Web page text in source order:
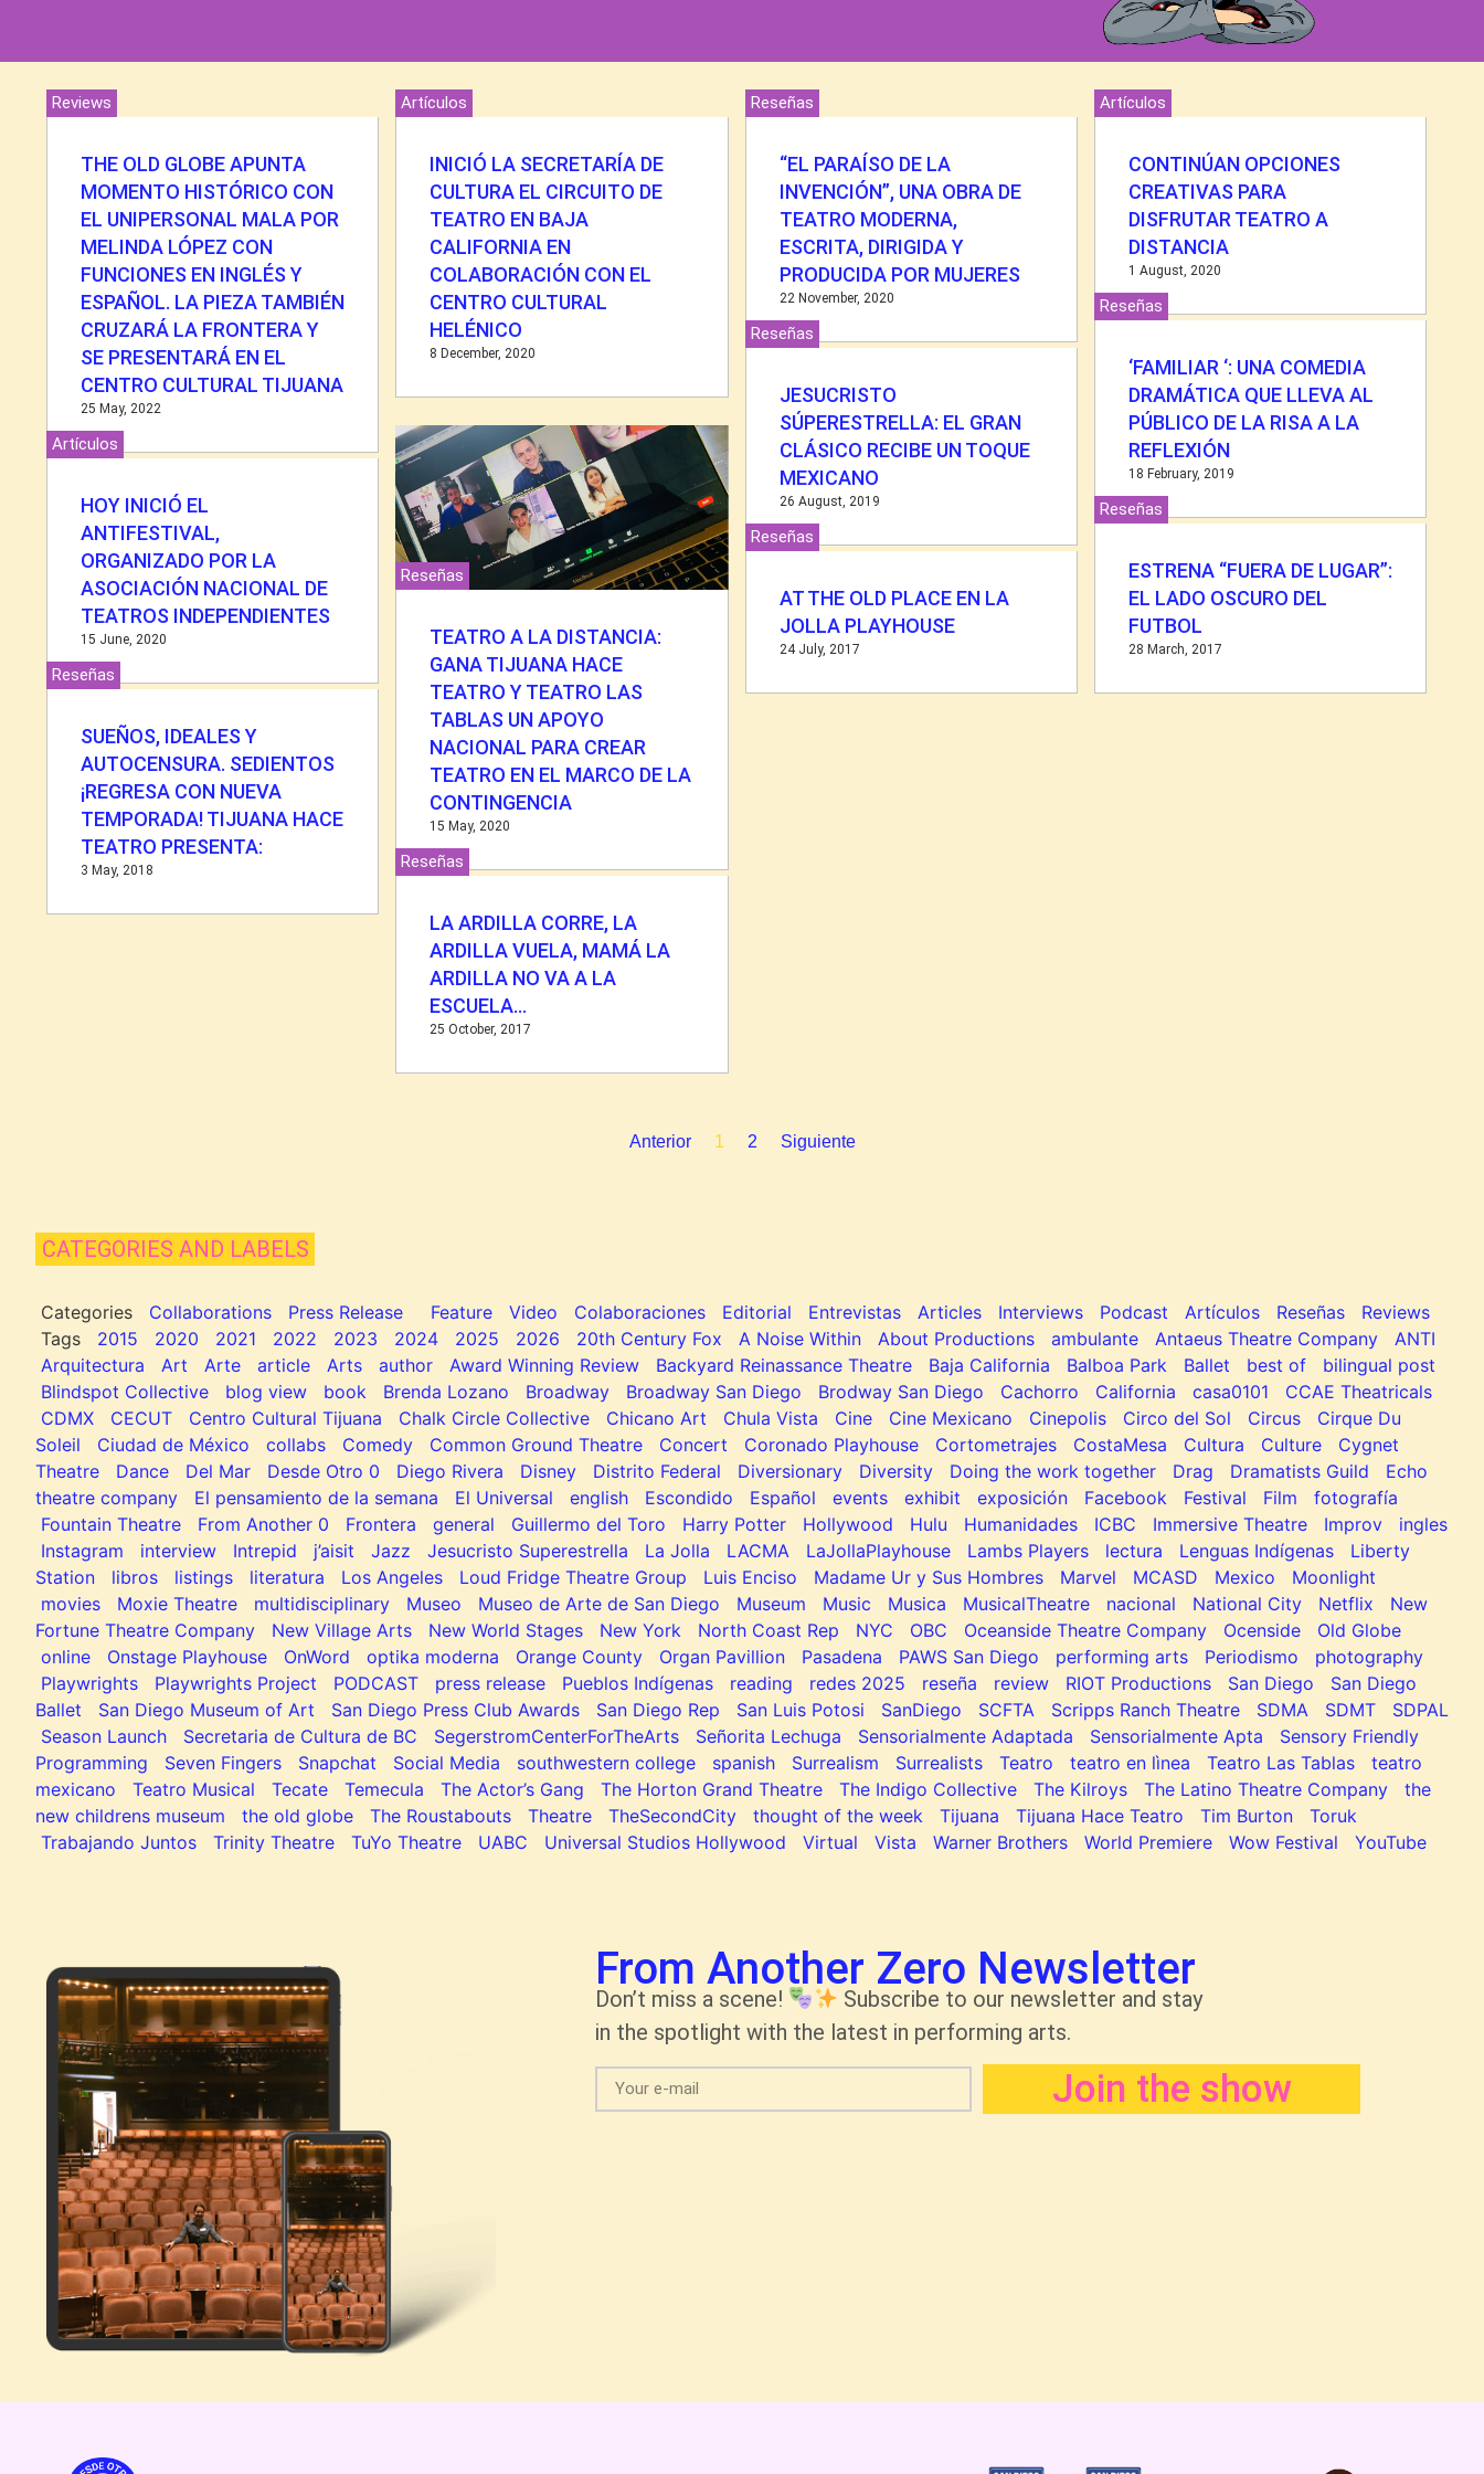
Reviews
THE OLD GLOBE APUNTA
MOMENTO HISTÓRICO CON
EL UNIPERSONAL MALA POR
MELINDA LÓPEZ CON
FUNCIONES EN INGLÉS Y
ESPAÑOL. LA PIEZA TAMBIÉN
CRUZARÁ LA FRONTERA Y
SE PRESENTARÁ EN EL
CENTRO CULTURAL TIJUANA
25 May, 2022
Artículos
INICIÓ LA SECRETARÍA DE
CULTURA EL CIRCUITO DE
TEATRO EN BAJA
CALIFORNIA EN
COLABORACIÓN CON EL
CENTRO CULTURAL
HELÉNICO
8 December, 2020
Reseñas
“EL PARAÍSO DE LA
INVENCIÓN”, UNA OBRA DE
TEATRO MODERNA,
ESCRITA, DIRIGIDA Y
PRODUCIDA POR MUJERES
22 November, 2020
Artículos
CONTINÚAN OPCIONES
CREATIVAS PARA
DISFRUTAR TEATRO A
DISTANCIA
1 August, 2020
Artículos
HOY INICIÓ EL
ANTIFESTIVAL,
ORGANIZADO POR LA
ASOCIACIÓN NACIONAL DE
TEATROS INDEPENDIENTES
15 June, 2020
Reseñas
TEATRO A LA DISTANCIA:
GANA TIJUANA HACE
TEATRO Y TEATRO LAS
TABLAS UN APOYO
NACIONAL PARA CREAR
TEATRO EN EL MARCO DE LA
CONTINGENCIA
15 May, 2020
Reseñas
JESUCRISTO
SÚPERESTRELLA: EL GRAN
CLÁSICO RECIBE UN TOQUE
MEXICANO
26 August, 2019
Reseñas
‘FAMILIAR ‘: UNA COMEDIA
DRAMÁTICA QUE LLEVA AL
PÚBLICO DE LA RISA A LA
REFLEXIÓN
18 February, 2019
Reseñas
SUEÑOS, IDEALES Y
AUTOCENSURA. SEDIENTOS
¡REGRESA CON NUEVA
TEMPORADA! TIJUANA HACE
TEATRO PRESENTA:
3 May, 2018 Reseñas
LA ARDILLA CORRE, LA
ARDILLA VUELA, MAMÁ LA
ARDILLA NO VA A LA
ESCUELA…
25 October, 2017
Reseñas
AT THE OLD PLACE EN LA
JOLLA PLAYHOUSE
24 July, 2017
Reseñas
ESTRENA “FUERA DE LUGAR”:
EL LADO OSCURO DEL
FUTBOL
28 March, 2017
Anterior 1 2 Siguiente
CATEGORIES AND LABELS
Categories Collaborations Press Release Feature Video Colaboraciones Editorial Entrevistas Articles Interviews Podcast Artículos Reseñas
Reviews
Tags
2015 2020 2021 2022 2023 2024 2025 2026 20th Century Fox A Noise Within About Productions ambulante Antaeus Theatre Company
ANTI
Arquitectura
Art Arte article Arts author Award Winning Review Backyard Reinassance Theatre Baja California Balboa Park Ballet best of
bilingual post
Blindspot Collective
blog view book Brenda Lozano Broadway Broadway San Diego Brodway San Diego Cachorro California casa0101
CCAE Theatricals
CDMX
CECUT Centro Cultural Tijuana Chalk Circle Collective Chicano Art Chula Vista Cine Cine Mexicano Cinepolis Circo del Sol Circus
Cirque Du
Soleil
Ciudad de México collabs Comedy Common Ground Theatre Concert Coronado Playhouse Cortometrajes CostaMesa Cultura Culture
Cygnet
Theatre
Dance Del Mar Desde Otro 0 Diego Rivera Disney Distrito Federal Diversionary Diversity Doing the work together Drag Dramatists Guild
Echo
theatre company
El pensamiento de la semana El Universal english Escondido Español events exhibit exposición Facebook Festival Film
fotografía
Fountain Theatre
From Another 0 Frontera general Guillermo del Toro Harry Potter Hollywood Hulu Humanidades ICBC Immersive Theatre Improv
ingles
Instagram
interview Intrepid j’aisit Jazz Jesucristo Superestrella La Jolla LACMA LaJollaPlayhouse Lambs Players lectura Lenguas Indígenas
Liberty
Station
libros listings literatura Los Angeles Loud Fridge Theatre Group Luis Enciso Madame Ur y Sus Hombres Marvel MCASD Mexico
Moonlight
movies
Moxie Theatre multidisciplinary Museo Museo de Arte de San Diego Museum Music Musica MusicalTheatre nacional National City Netflix
New
Fortune Theatre Company
New Village Arts New World Stages New York North Coast Rep NYC OBC Oceanside Theatre Company Ocenside
Old Globe
online
Onstage Playhouse OnWord optika moderna Orange County Organ Pavillion Pasadena PAWS San Diego performing arts Periodismo
photography
Playwrights
Playwrights Project PODCAST press release Pueblos Indígenas reading redes 2025 reseña review RIOT Productions San Diego
San Diego
Ballet
San Diego Museum of Art San Diego Press Club Awards San Diego Rep San Luis Potosi SanDiego SCFTA Scripps Ranch Theatre SDMA SDMT
SDPAL
Season Launch
Secretaria de Cultura de BC SegerstromCenterForTheArts Señorita Lechuga Sensorialmente Adaptada Sensorialmente Apta
Sensory Friendly
Programming
Seven Fingers Snapchat Social Media southwestern college spanish Surrealism Surrealists Teatro teatro en lìnea Teatro Las Tablas
teatro
mexicano
Teatro Musical Tecate Temecula The Actor’s Gang The Horton Grand Theatre The Indigo Collective The Kilroys The Latino Theatre Company
the
new childrens museum
the old globe The Roustabouts Theatre TheSecondCity thought of the week Tijuana Tijuana Hace Teatro Tim Burton
Toruk
Trabajando Juntos
Trinity Theatre TuYo Theatre UABC Universal Studios Hollywood Virtual Vista Warner Brothers World Premiere Wow Festival YouTube
From Another Zero Newsletter
Don’t miss a scene!
Subscribe to our newsletter and stay
in the spotlight with the latest in performing arts.
Join the show